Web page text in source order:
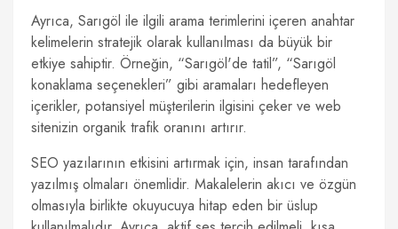
Ayrıca, Sarıgöl ile ilgili arama terimlerini içeren anahtar
kelimelerin stratejik olarak kullanılması da büyük bir
etkiye sahiptir. Örneğin, “Sarıgöl'de tatil”, “Sarıgöl
konaklama seçenekleri” gibi aramaları hedefleyen
içerikler, potansiyel müşterilerin ilgisini çeker ve web
sitenizin organik trafik oranını artırır.
SEO yazılarının etkisini artırmak için, insan tarafından
yazılmış olmaları önemlidir. Makalelerin akıcı ve özgün
olmasıyla birlikte okuyucuya hitap eden bir üslup